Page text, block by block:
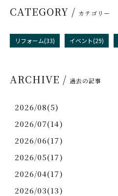
CATEGORY / カテゴリー
リフォーム(33) イベント(29)
ARCHIVE / 過去の記事
2026/08(5)
2026/07(14)
2026/06(17)
2026/05(17)
2026/04(17)
2026/03(13)